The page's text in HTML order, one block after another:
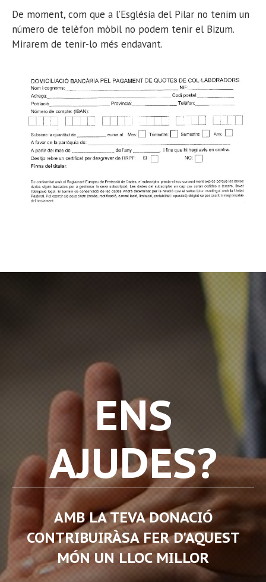
De moment, com que a l’Església del Pilar no tenim un
número de telèfon mòbil no podem tenir el Bizum.
Mirarem de tenir-lo més endavant.
ENS
AJUDES?
AMB LA TEVA DONACIÓ
CONTRIBUIRÀSA FER D'AQUEST
MÓN UN LLOC MILLOR